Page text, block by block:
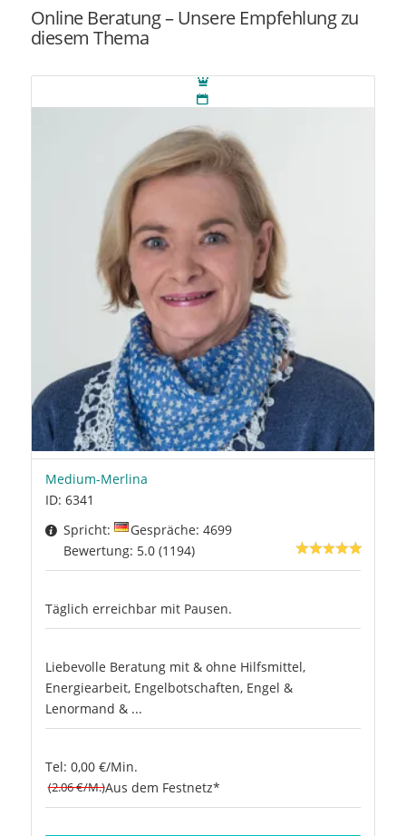
Online Beratung – Unsere Empfehlung zu
diesem Thema
Medium-Merlina
ID: 6341
Spricht:
Gespräche: 4699
Bewertung: 5.0 (1194)
Täglich erreichbar mit Pausen.
Liebevolle Beratung mit & ohne Hilfsmittel,
Energiearbeit, Engelbotschaften, Engel &
Lenormand & ...
Tel: 0,00 €/Min.
(2.06 €/M.)Aus dem Festnetz*